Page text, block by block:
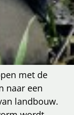
met de
naar een
landbouw.